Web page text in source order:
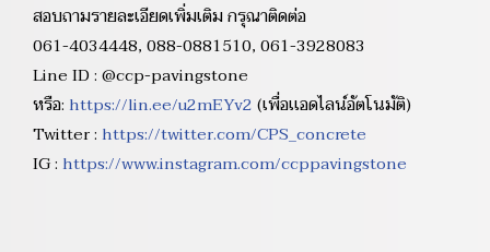
สอบถามรายละเอียดเพิ่มเติม กรุณาติดต่อ
061-4034448, 088-0881510, 061-3928083
Line ID : @ccp-pavingstone
หรือ:https://lin.ee/u2mEYv2(เพื่อเเอดไลน์อัตโนมัติ)
Twitter :https://twitter.com/CPS_concrete
IG :https://www.instagram.com/ccppavingstone